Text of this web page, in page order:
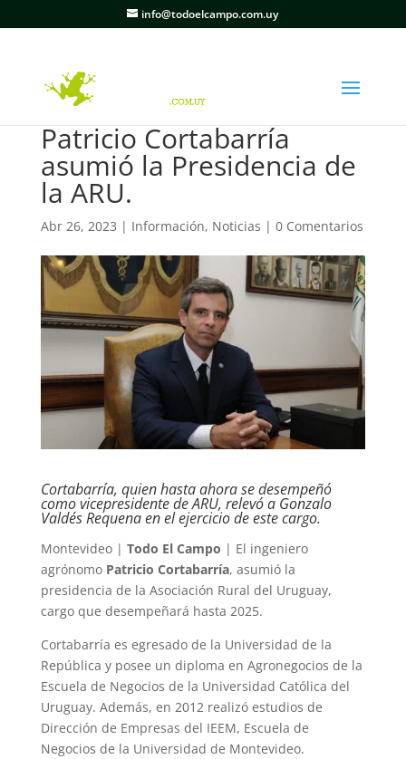
info@todoelcampo.com.uy
Patricio Cortabarría
asumió la Presidencia de
la ARU.
Abr 26, 2023 | Información, Noticias | 0 Comentarios
Cortabarría, quien hasta ahora se desempeñó
como vicepresidente de ARU, relevó a Gonzalo
Valdés Requena en el ejercicio de este cargo.
Montevideo | Todo El Campo | El ingeniero
agrónomo Patricio Cortabarría, asumió la
presidencia de la Asociación Rural del Uruguay,
cargo que desempeñará hasta 2025.
Cortabarría es egresado de la Universidad de la
República y posee un diploma en Agronegocios de la
Escuela de Negocios de la Universidad Católica del
Uruguay. Además, en 2012 realizó estudios de
Dirección de Empresas del IEEM, Escuela de
Negocios de la Universidad de Montevideo.